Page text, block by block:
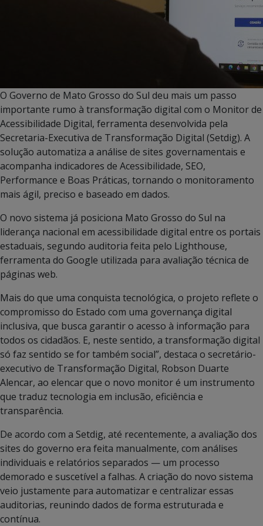
O Governo de Mato Grosso do Sul deu mais um passo
importante rumo à transformação digital com o Monitor de
Acessibilidade Digital, ferramenta desenvolvida pela
Secretaria-Executiva de Transformação Digital (Setdig). A
solução automatiza a análise de sites governamentais e
acompanha indicadores de Acessibilidade, SEO,
Performance e Boas Práticas, tornando o monitoramento
mais ágil, preciso e baseado em dados.
O novo sistema já posiciona Mato Grosso do Sul na
liderança nacional em acessibilidade digital entre os portais
estaduais, segundo auditoria feita pelo Lighthouse,
ferramenta do Google utilizada para avaliação técnica de
páginas web.
Mais do que uma conquista tecnológica, o projeto reflete o
compromisso do Estado com uma governança digital
inclusiva, que busca garantir o acesso à informação para
todos os cidadãos. E, neste sentido, a transformação digital
só faz sentido se for também social”, destaca o secretário-
executivo de Transformação Digital, Robson Duarte
Alencar, ao elencar que o novo monitor é um instrumento
que traduz tecnologia em inclusão, eficiência e
transparência.
De acordo com a Setdig, até recentemente, a avaliação dos
sites do governo era feita manualmente, com análises
individuais e relatórios separados — um processo
demorado e suscetível a falhas. A criação do novo sistema
veio justamente para automatizar e centralizar essas
auditorias, reunindo dados de forma estruturada e
contínua.